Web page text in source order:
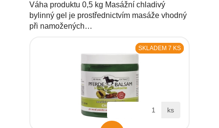
Váha produktu 0,5 kg Masážní chladivý
bylinný gel je prostřednictvím masáže vhodný
při namožených…
SKLADEM 7 KS
ks